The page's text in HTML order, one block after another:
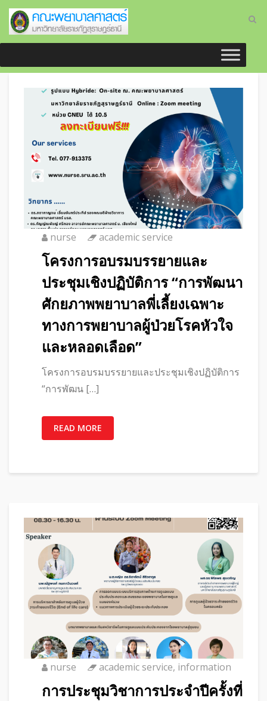
nurse academic service
โครงการอบรมบรรยายและ
ประชุมเชิงปฏิบัติการ “การพัฒนา
ศักยภาพพยาบาลพี่เลี้ยงเฉพาะ
ทางการพยาบาลผู้ป่วยโรคหัวใจ
และหลอดเลือด”
โครงการอบรมบรรยายและประชุมเชิงปฏิบัติการ
“การพัฒน […]
READ MORE
nurse academic service, information
การประชุมวิชาการประจำปีครั้งที่